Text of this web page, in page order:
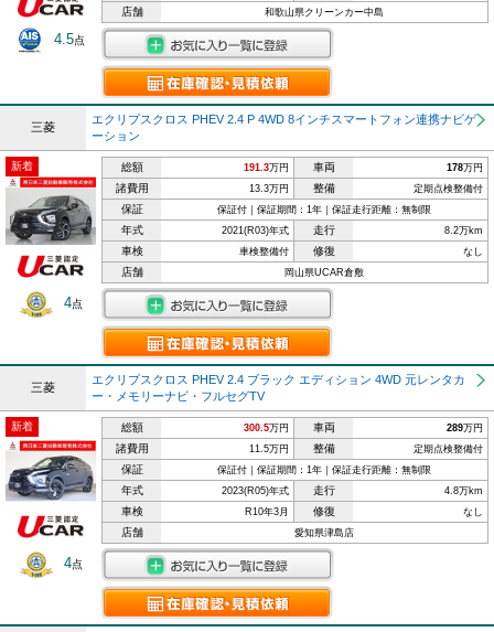
4.5点
店舗 和歌山県クリーンカー中島
三菱
エクリプスクロス PHEV 2.4 P 4WD 8インチスマートフォン連携ナビゲ
ーション
新着
4点
総額 191.3万円 車両 178万円
諸費用 13.3万円 整備 定期点検整備付
保証 保証付｜保証期間：1年｜保証走行距離：無制限
年式 2021(R03)年式 走行 8.2万km
車検 車検整備付 修復 なし
店舗 岡山県UCAR倉敷
三菱
エクリプスクロス PHEV 2.4 ブラック エディション 4WD 元レンタカ
ー・メモリーナビ・フルセグTV
新着
4点
総額 300.5万円 車両 289万円
諸費用 11.5万円 整備 定期点検整備付
保証 保証付｜保証期間：1年｜保証走行距離：無制限
年式 2023(R05)年式 走行 4.8万km
車検 R10年3月 修復 なし
店舗 愛知県津島店